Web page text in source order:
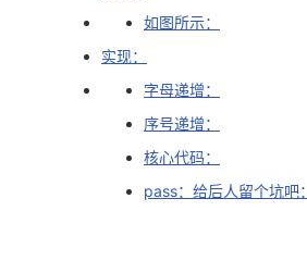
如图所示：
实现：
字母递增：
序号递增：
核心代码：
pass：给后人留个坑吧：